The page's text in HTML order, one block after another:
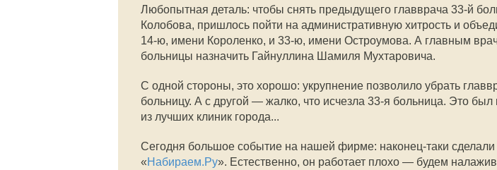
Любопытная деталь: чтобы снять предыдущего главврача 33-й
Колобова, пришлось пойти на административную хитрость и
14-ю, имени Короленко, и 33-ю, имени Остроумова. А главным
больницы назначить Гайнуллина Шамиля Мухтаровича.
С одной стороны, это хорошо: укрупнение позволило убрать
больницу. А с другой — жалко, что исчезла 33-я больница. Это был
из лучших клиник города...
Сегодня большое событие на нашей фирме: наконец-таки сделали
«Набираем.Ру». Естественно, он работает плохо — будем